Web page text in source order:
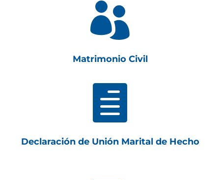

Matrimonio Civil

Declaración de Unión Marital de Hecho